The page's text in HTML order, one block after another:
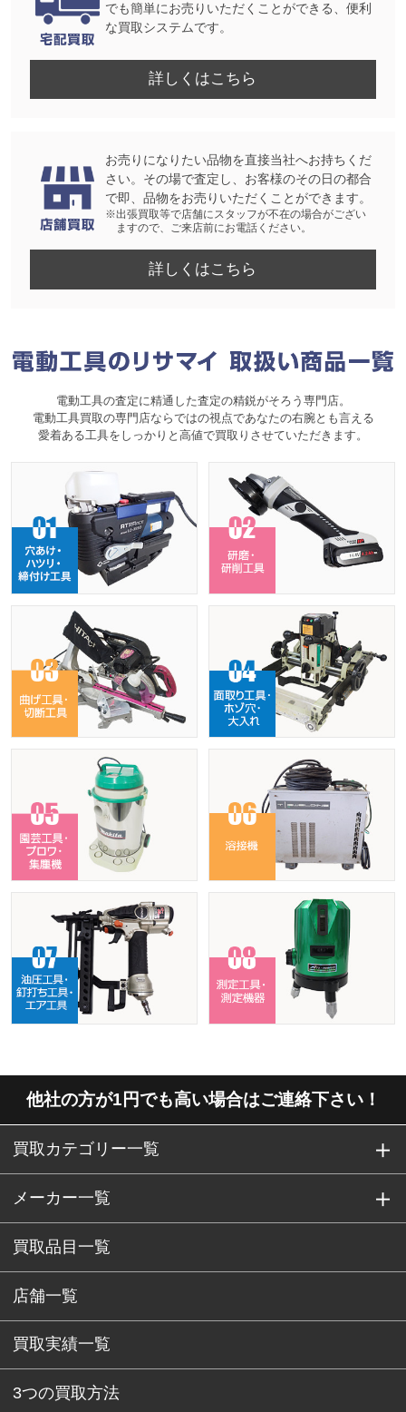
でも簡単にお売りいただくことができる、便利
な買取システムです。
詳しくはこちら
お売りになりたい品物を直接当社へお持ちくだ
さい。その場で査定し、お客様のその日の都合
で即、品物をお売りいただくことができます。
※出張買取等で店舗にスタッフが不在の場合がござい
ますので、ご来店前にお電話ください。
詳しくはこちら
電動工具の査定に精通した査定の精鋭がそろう専門店。
電動工具買取の専門店ならではの視点であなたの右腕とも言える
愛着ある工具をしっかりと高値で買取りさせていただきます。
他社の方が1円でも高い場合はご連絡下さい！
買取カテゴリー一覧
メーカー一覧
買取品目一覧
店舗一覧
買取実績一覧
3つの買取方法